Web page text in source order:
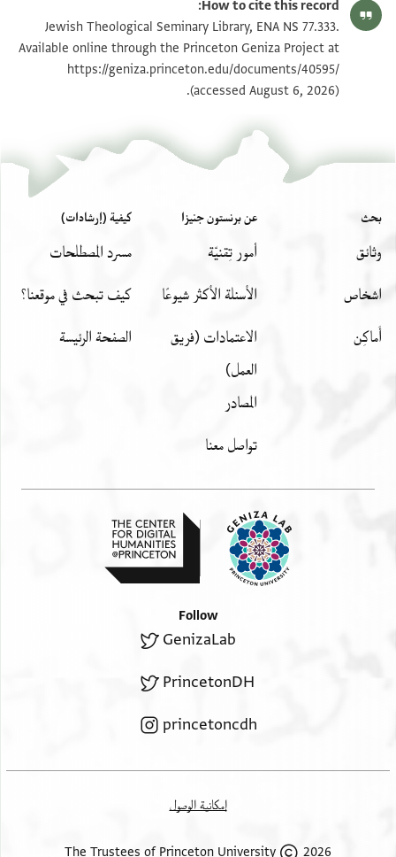
ENA NS 77.333 2 تكبير و تدوير
بيان أذونات الصورة
How to cite this record:
Jewish Theological Seminary Library, ENA NS 77.333.
Available online through the Princeton Geniza Project at
https://geniza.princeton.edu/documents/40595/
(accessed August 6, 2026).
بحث
وثائق
اشخاص
أَماكِن
عن برنستون جنيزا
أمور تِقنيّة
الأسئلة الأكثر شيوعًا
الاعتمادات (فريق
العمل)
المصادر
تواصل معنا
كيفية (إرشادات)
مسرد المصطلحات
كيف تبحث في موقعنا؟
الصفحة الرئيسة
Follow
GenizaLab
PrincetonDH
princetoncdh
إمكانية الوصول
2026 The Trustees of Princeton University